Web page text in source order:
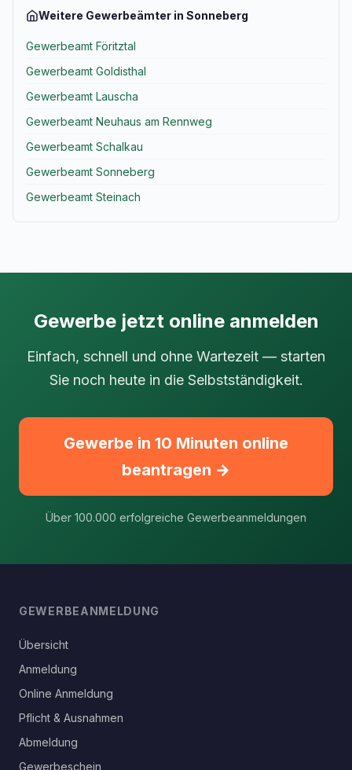
Weitere Gewerbeämter in Sonneberg
Gewerbeamt Föritztal
Gewerbeamt Goldisthal
Gewerbeamt Lauscha
Gewerbeamt Neuhaus am Rennweg
Gewerbeamt Schalkau
Gewerbeamt Sonneberg
Gewerbeamt Steinach
Gewerbe jetzt online anmelden
Einfach, schnell und ohne Wartezeit — starten
Sie noch heute in die Selbstständigkeit.
Gewerbe in 10 Minuten online
beantragen →
Über 100.000 erfolgreiche Gewerbeanmeldungen
GEWERBEANMELDUNG
Übersicht
Anmeldung
Online Anmeldung
Pflicht & Ausnahmen
Abmeldung
Gewerbeschein